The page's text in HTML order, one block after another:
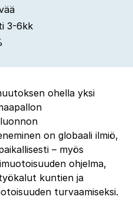
3-6kk
ohella yksi
on globaali ilmiö,
– myös
ohjelma,
kuntien ja
turvaamiseksi.